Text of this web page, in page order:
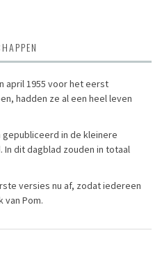
april 1955 voor het eerst
hadden ze al een heel leven
gepubliceerd in de kleinere
In dit dagblad zouden in totaal
versies nu af, zodat iedereen
van Pom.